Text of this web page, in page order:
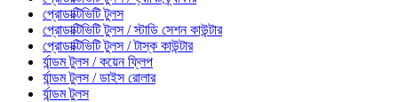
প্রোডাক্টিভিটি টুলস
প্রোডাক্টিভিটি টুলস / স্টাডি সেশন কাউন্টার
প্রোডাক্টিভিটি টুলস / টাস্ক কাউন্টার
র্যান্ডম টুলস / কয়েন ফ্লিপ
র্যান্ডম টুলস / ডাইস রোলার
র্যান্ডম টুলস